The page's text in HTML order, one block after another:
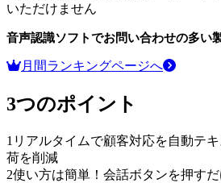
いただけません
音声認識ソフトでお問い合わせの多い
月間ランキングページへ
3つのポイント
1 リアルタイムで顧客対応を自動テ
荷を削減
2使い方は簡単！会話ボタンを押すだ